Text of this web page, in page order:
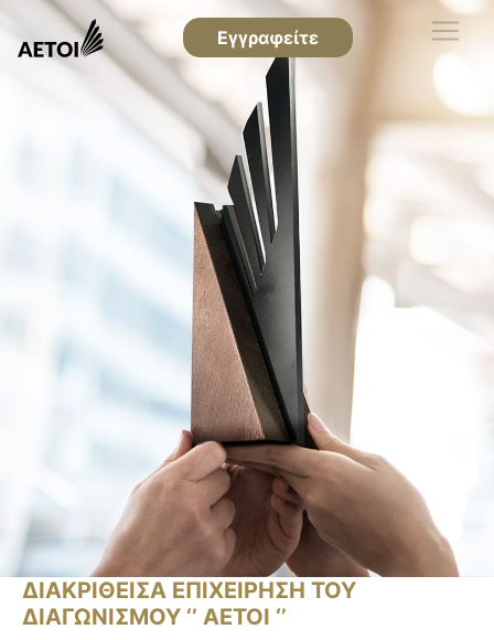
Εγγραφείτε
ΔΙΑΚΡΙΘΕΙΣΑ ΕΠΙΧΕΙΡΗΣΗ ΤΟΥ
ΔΙΑΓΩΝΙΣΜΟΥ ‘’ ΑΕΤΟΙ ‘’